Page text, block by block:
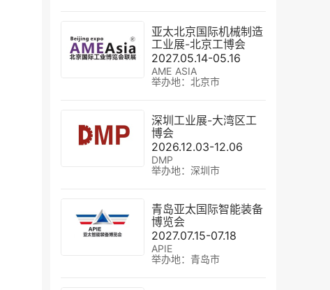
亚太北京国际机械制造
工业展-北京工博会
2027.05.14-05.16
AME ASIA
举办地：北京市
深圳工业展-大湾区工
博会
2026.12.03-12.06
DMP
举办地：深圳市
青岛亚太国际智能装备
博览会
2027.07.15-07.18
APIE
举办地：青岛市